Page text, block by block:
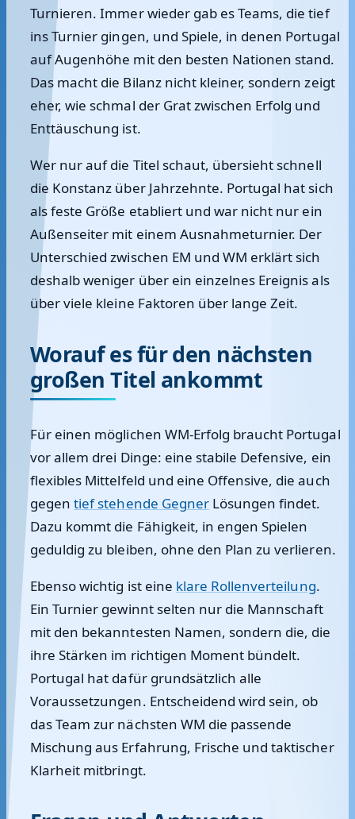
Turnieren. Immer wieder gab es Teams, die tief
ins Turnier gingen, und Spiele, in denen Portugal
auf Augenhöhe mit den besten Nationen stand.
Das macht die Bilanz nicht kleiner, sondern zeigt
eher, wie schmal der Grat zwischen Erfolg und
Enttäuschung ist.
Wer nur auf die Titel schaut, übersieht schnell
die Konstanz über Jahrzehnte. Portugal hat sich
als feste Größe etabliert und war nicht nur ein
Außenseiter mit einem Ausnahmeturnier. Der
Unterschied zwischen EM und WM erklärt sich
deshalb weniger über ein einzelnes Ereignis als
über viele kleine Faktoren über lange Zeit.
Worauf es für den nächsten
großen Titel ankommt
Für einen möglichen WM-Erfolg braucht Portugal
vor allem drei Dinge: eine stabile Defensive, ein
flexibles Mittelfeld und eine Offensive, die auch
gegentief stehende GegnerLösungen findet.
Dazu kommt die Fähigkeit, in engen Spielen
geduldig zu bleiben, ohne den Plan zu verlieren.
Ebenso wichtig ist eine klare Rollenverteilung.
Ein Turnier gewinnt selten nur die Mannschaft
mit den bekanntesten Namen, sondern die, die
ihre Stärken im richtigen Moment bündelt.
Portugal hat dafür grundsätzlich alle
Voraussetzungen. Entscheidend wird sein, ob
das Team zur nächsten WM die passende
Mischung aus Erfahrung, Frische und taktischer
Klarheit mitbringt.